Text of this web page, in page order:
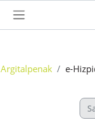
Alboko panela
Argitalpenak e-